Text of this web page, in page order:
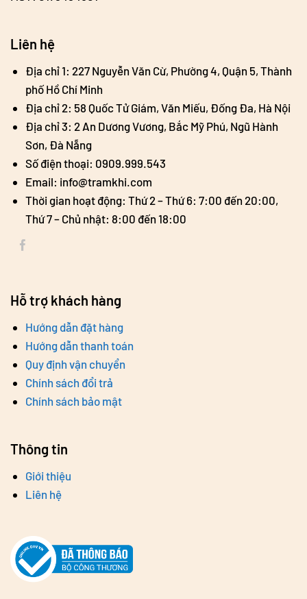
Liên hệ
Địa chỉ 1: 227 Nguyễn Văn Cừ, Phường 4, Quận 5, Thành
phố Hồ Chí Minh
Địa chỉ 2: 58 Quốc Tử Giám, Văn Miếu, Đống Đa, Hà Nội
Địa chỉ 3: 2 An Dương Vương, Bắc Mỹ Phú, Ngũ Hành
Sơn, Đà Nẵng
Số điện thoại: 0909.999.543
Email: info@tramkhi.com
Thời gian hoạt động: Thứ 2 – Thứ 6: 7:00 đến 20:00,
Thứ 7 – Chủ nhật: 8:00 đến 18:00
Hỗ trợ khách hàng
Hướng dẫn đặt hàng
Hướng dẫn thanh toán
Quy định vận chuyển
Chính sách đổi trả
Chính sách bảo mật
Thông tin
Giới thiệu
Liên hệ